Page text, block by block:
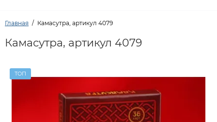
Главная Камасутра, артикул 4079
Камасутра, артикул 4079
ТОП